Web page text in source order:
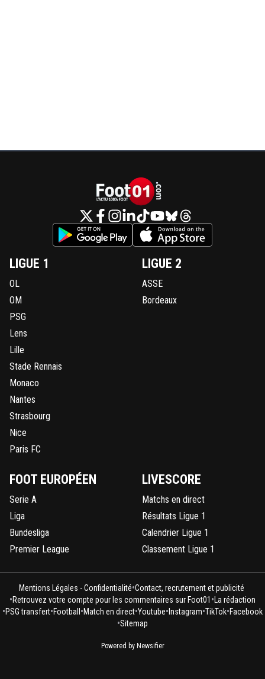
LIGUE 1
OL
OM
PSG
Lens
Lille
Stade Rennais
Monaco
Nantes
Strasbourg
Nice
Paris FC
LIGUE 2
ASSE
Bordeaux
FOOT EUROPÉEN
Serie A
Liga
Bundesliga
Premier League
LIVESCORE
Matchs en direct
Résultats Ligue 1
Calendrier Ligue 1
Classement Ligue 1
Mentions Légales - Confidentialité•Contact, recrutement et publicité
•Retrouvez votre compte pour les commentaires sur Foot01 •La rédaction
•PSG transfert•Football •Match en direct•Youtube• Instagram•TikTok•Facebook
•Sitemap
Powered by Newsifier